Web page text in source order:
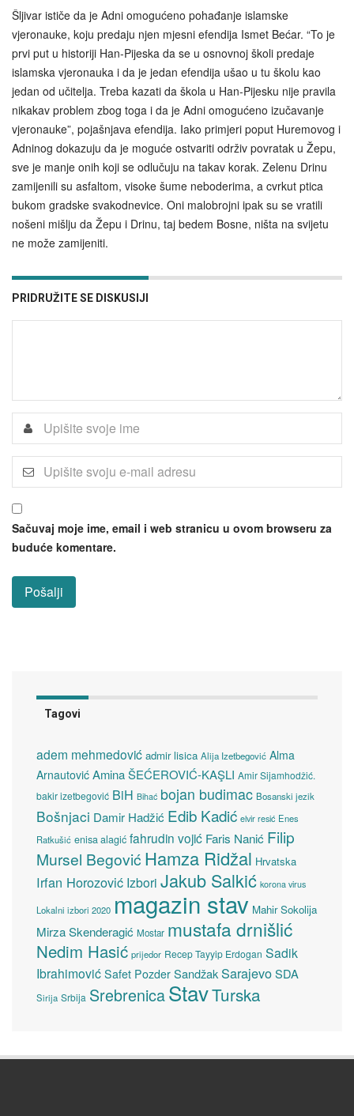
Šljivar ističe da je Adni omogućeno pohađanje islamske
vjeronauke, koju predaju njen mjesni efendija Ismet Bećar. “To je
prvi put u historiji Han-Pijeska da se u osnovnoj školi predaje
islamska vjeronauka i da je jedan efendija ušao u tu školu kao
jedan od učitelja. Treba kazati da škola u Han-Pijesku nije pravila
nikakav problem zbog toga i da je Adni omogućeno izučavanje
vjeronauke”, pojašnjava efendija. Iako primjeri poput Huremovog i
Adninog dokazuju da je moguće ostvariti održiv povratak u Žepu,
sve je manje onih koji se odlučuju na takav korak. Zelenu Drinu
zamijenili su asfaltom, visoke šume neboderima, a cvrkut ptica
bukom gradske svakodnevice. Oni malobrojni ipak su se vratili
nošeni mišlju da Žepu i Drinu, taj bedem Bosne, ništa na svijetu
ne može zamijeniti.
PRIDRUŽITE SE DISKUSIJI
Sačuvaj moje ime, email i web stranicu u ovom browseru za
buduće komentare.
Tagovi
adem mehmedović admir lisica Alija Izetbegović Alma
Arnautović Amina ŠEĆEROVIĆ-KAŞLI Amir Sijamhodžić.
bakir izetbegović BiH Bihać bojan budimac Bosanski jezik
Bošnjaci Damir Hadžić Edib Kadić elvir resić Enes
Ratkušić enisa alagić fahrudin vojić Faris Nanić Filip
Mursel Begović Hamza Ridžal Hrvatska
Irfan Horozović Izbori Jakub Salkić korona virus
Lokalni izbori 2020 magazin stav Mahir Sokolija
Mirza Skenderagić Mostar mustafa drnišlić
Nedim Hasić prijedor Recep Tayyip Erdogan Sadik
Ibrahimović Safet Pozder SandžakSarajevoSDA
Sirija Srbija SrebrenicaStavTurska